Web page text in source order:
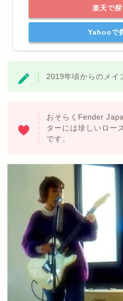
楽天で探
Yahooで
2019年頃からのメイ
おそらくFender
ターには珍しいロー
です。